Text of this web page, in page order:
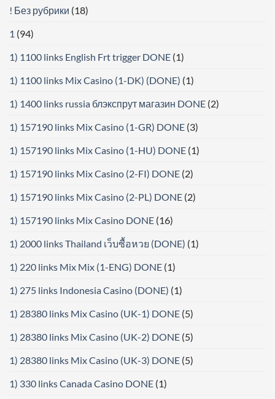
! Без рубрики (18)
1 (94)
1) 1100 links English Frt trigger DONE (1)
1) 1100 links Mix Casino (1-DK) (DONE) (1)
1) 1400 links russia блэкспрут магазин DONE (2)
1) 157190 links Mix Casino (1-GR) DONE (3)
1) 157190 links Mix Casino (1-HU) DONE (1)
1) 157190 links Mix Casino (2-FI) DONE (2)
1) 157190 links Mix Casino (2-PL) DONE (2)
1) 157190 links Mix Casino DONE (16)
1) 2000 links Thailand เว็บซื้อหวย (DONE) (1)
1) 220 links Mix Mix (1-ENG) DONE (1)
1) 275 links Indonesia Casino (DONE) (1)
1) 28380 links Mix Casino (UK-1) DONE (5)
1) 28380 links Mix Casino (UK-2) DONE (5)
1) 28380 links Mix Casino (UK-3) DONE (5)
1) 330 links Canada Casino DONE (1)